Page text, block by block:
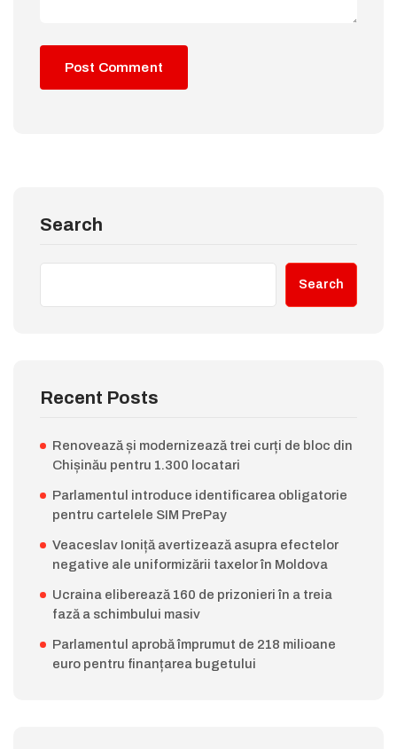
Search
Search
Recent Posts
Renovează și modernizează trei curți de bloc din
Chișinău pentru 1.300 locatari
Parlamentul introduce identificarea obligatorie
pentru cartelele SIM PrePay
Veaceslav Ioniță avertizează asupra efectelor
negative ale uniformizării taxelor în Moldova
Ucraina eliberează 160 de prizonieri în a treia
fază a schimbului masiv
Parlamentul aprobă împrumut de 218 milioane
euro pentru finanțarea bugetului